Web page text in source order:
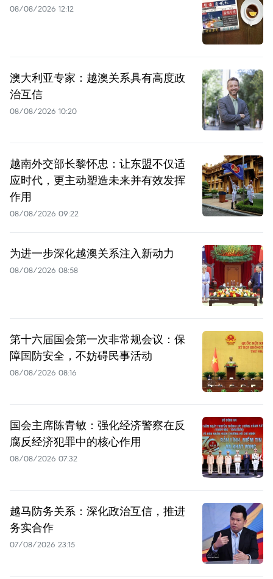
08/08/2026 12:12
澳大利亚专家：越澳关系具有高度政
治互信
08/08/2026 10:20
越南外交部长黎怀忠：让东盟不仅适
应时代，更主动塑造未来并有效发挥
作用
08/08/2026 09:22
为进一步深化越澳关系注入新动力
08/08/2026 08:58
第十六届国会第一次非常规会议：保
障国防安全，不妨碍民事活动
08/08/2026 08:16
国会主席陈青敏：强化经济警察在反
腐反经济犯罪中的核心作用
08/08/2026 07:32
越马防务关系：深化政治互信，推进
务实合作
07/08/2026 23:15